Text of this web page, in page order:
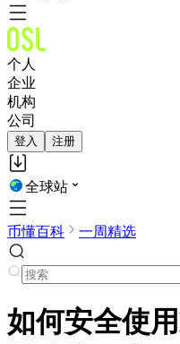
个人
企业
机构
公司
登入 注册
全球站
币懂百科 一周精选
如何安全使